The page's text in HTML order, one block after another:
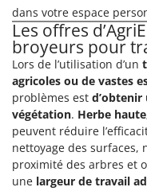
Stiga
Stocker
Sunseeker
T
Tecla
TecnoGen
Tellarini Pompe
Telwin
dans votre espace
Les offres
broyeurs pour
Lors de l’utilisation d’un
agricoles ou de vastes
problèmes est
végétation. Herbe
peuvent réduire
nettoyage des surfaces,
proximité des arbres et
une largeur de travail